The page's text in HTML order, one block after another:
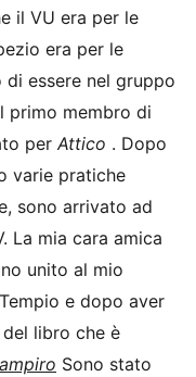
il VU era per le
era per le
essere nel gruppo
primo membro di
per Attico . Dopo
varie pratiche
sono arrivato ad
La mia cara amica
unito al mio
e dopo aver
libro che è
Sono stato